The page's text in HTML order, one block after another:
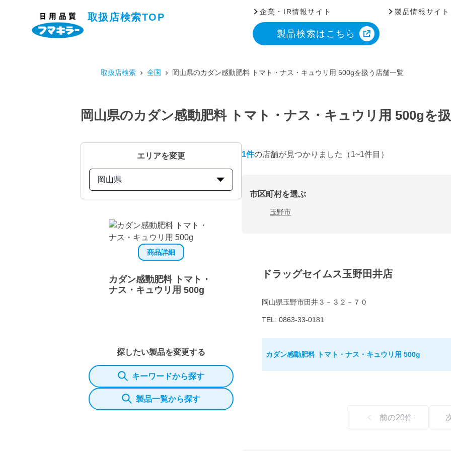
取扱店検索TOP
企業・IR情報サイト 製品情報サイト
製品検索はこちら
取扱店検索 全国 岡山県のカダン感動肥料 トマト・ナス・キュウリ用 500gを扱う店舗一覧
岡山県のカダン感動肥料 トマト・ナス・キュウリ用 500gを
エリアを変更
岡山県
商品詳細
カダン感動肥料 トマト・
ナス・キュウリ用 500g
探したい製品を変更する
キーワードから探す
製品一覧から探す
1件の店舗が見つかりました （1~1件目）
市区町村を選ぶ
玉野市
ドラッグセイムス玉野田井店
岡山県玉野市田井３－３２－７０
TEL: 0863-33-0181
カダン感動肥料 トマト・ナス・キュウリ用 500g
前の20件